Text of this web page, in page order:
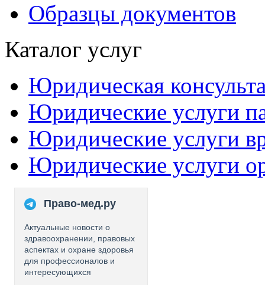
Образцы документов
Каталог услуг
Юридическая
Юридические услуги
Юридические услуги
Юридические услуги
Право-мед.ру
Актуальные новости о
здравоохранении, правовых
аспектах и охране здоровья
для профессионалов и
интересующихся